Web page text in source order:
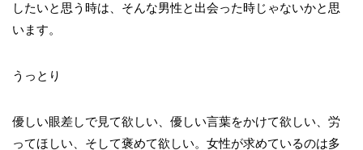
したいと思う時は、そんな男性と出会った時じゃないかと思
います。
うっとり
優しい眼差しで見て欲しい、優しい言葉をかけて欲しい、労
ってほしい、そして褒めて欲しい。女性が求めているのは多